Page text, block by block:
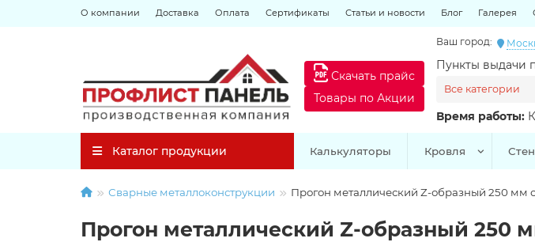
О компании Доставка Оплата Сертификаты Статьи и новости Блог Галерея
Ваш город:
Пункты выдачи
Время работы:
Все категории
Скачать прайс
Товары по Акции
Каталог продукции Калькуляторы Кровля
Сварные металлоконструкции Прогон металлический Z-образный 250 мм
Прогон металлический Z-образный 250